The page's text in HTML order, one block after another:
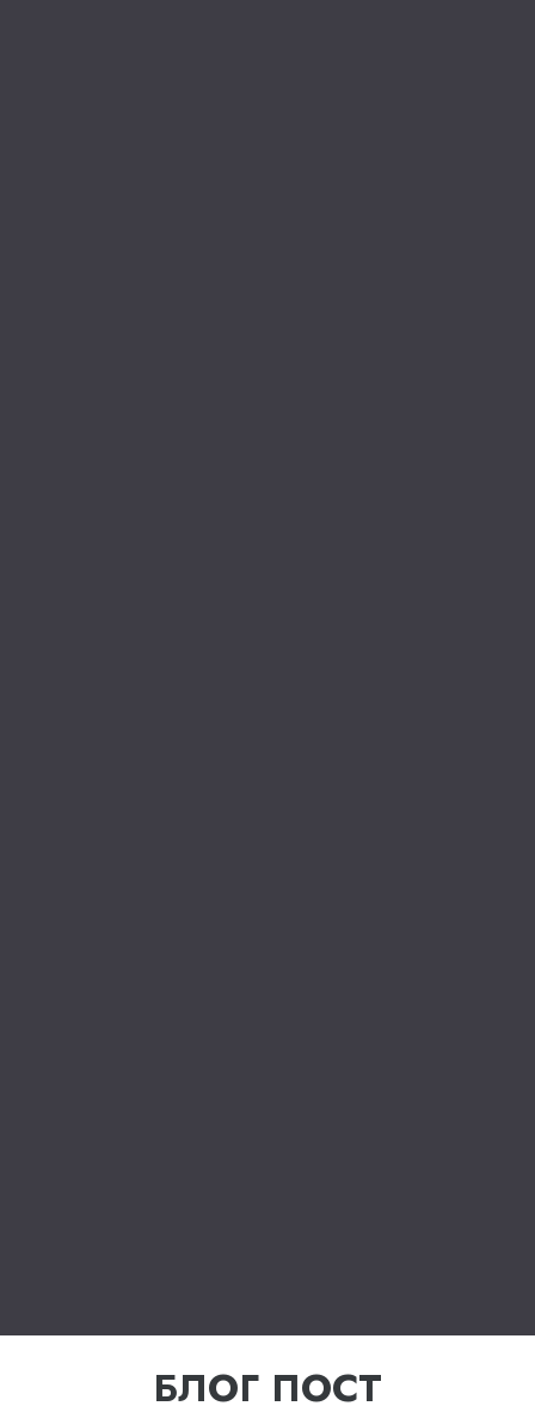
БЛОГ ПОСТ